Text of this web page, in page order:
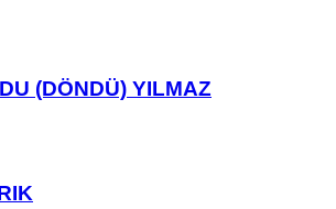
(DÖNDÜ) YILMAZ